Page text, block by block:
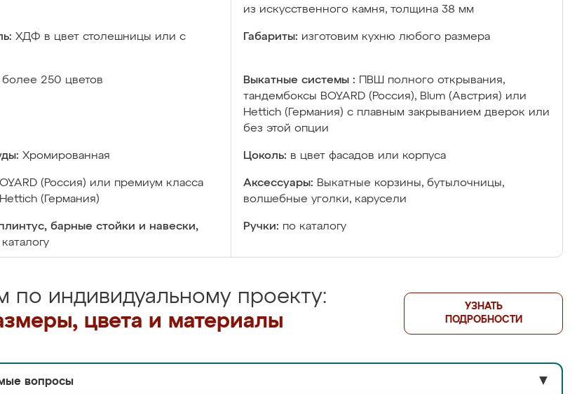
из искусственного камня, толщина 38 мм
ХДФ в цвет столешницы или с
Габариты: изготовим кухню любого размера
250 цветов Выкатные системы :
ПВШ полного открывания,
тандембоксы BOYARD (Россия), Blum (Австрия) или
Hettich (Германия) с плавным закрыванием дверок или
без этой опции
Хромированная Цоколь: в цвет фасадов или корпуса
(Россия) или премиум класса
(Германия)
Аксессуары: Выкатные корзины, бутылочницы,
волшебные уголки, карусели
барные стойки и навески,
Ручки: по каталогу
по индивидуальному проекту:
цвета и материалы
УЗНАТЬ
ПОДРОБНОСТИ
вопросы ▼